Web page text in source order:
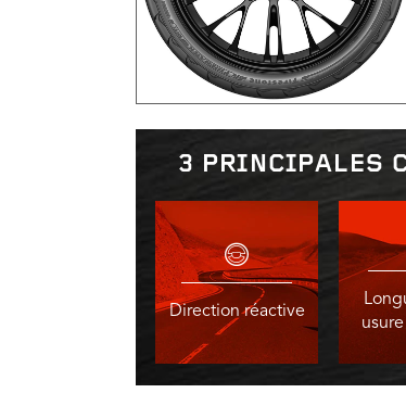
3 PRINCIPALES
Direction réactive